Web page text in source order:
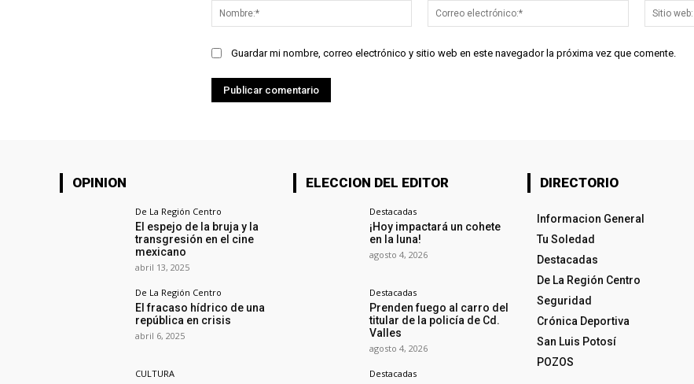
Nombre:*
Correo
electrónico:*
Guardar mi nombre, correo electrónico y sitio web en este navegador la próxima vez que comente.
OPINION
De La Región Centro
El espejo de la bruja y la
transgresión en el cine
mexicano
abril 13, 2025
De La Región Centro
El fracaso hídrico de una
república en crisis
abril 6, 2025
CULTURA
ELECCION DEL EDITOR
Destacadas
¡Hoy impactará un cohete
en la luna!
agosto 4, 2026
Destacadas
Prenden fuego al carro del
titular de la policía de Cd.
Valles
agosto 4, 2026
Destacadas
DIRECTORIO
Informacion General
Tu Soledad
Destacadas
De La Región Centro
Seguridad
Crónica Deportiva
San Luis Potosí
POZOS